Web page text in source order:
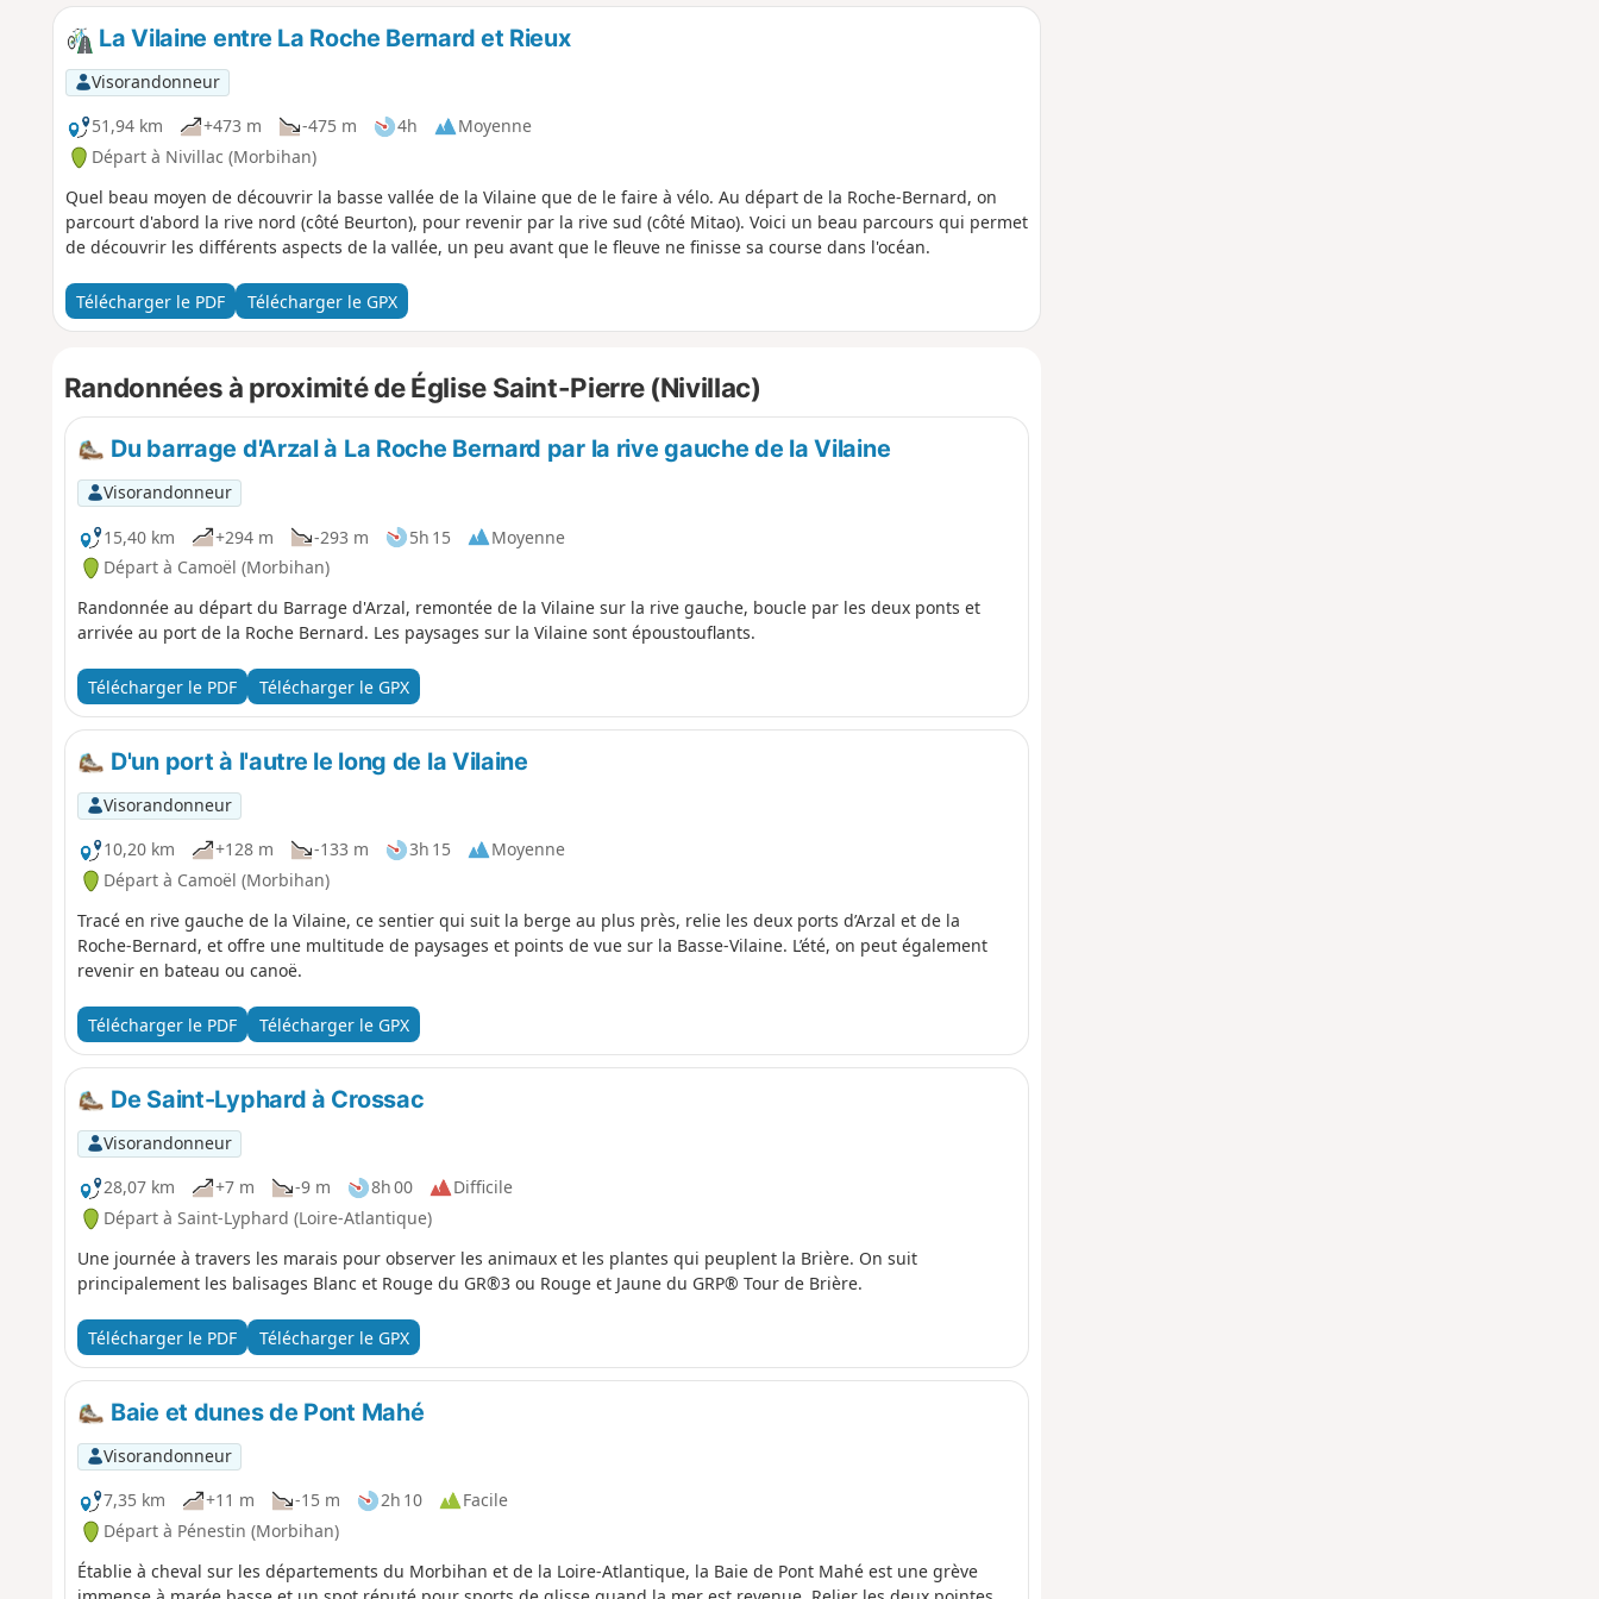
La Vilaine entre La Roche Bernard et Rieux
Visorandonneur
51,94 km
+473 m -475 m 4h
Moyenne
Départ à Nivillac (Morbihan)
Quel beau moyen de découvrir la basse vallée de la Vilaine que de le faire à vélo. Au départ de la Roche-Bernard, on
parcourt d'abord la rive nord (côté Beurton), pour revenir par la rive sud (côté Mitao). Voici un beau parcours qui permet
de découvrir les différents aspects de la vallée, un peu avant que le fleuve ne finisse sa course dans l'océan.
Télécharger le PDF Télécharger le GPX
Randonnées à proximité de Église Saint-Pierre (Nivillac)
Du barrage d'Arzal à La Roche Bernard par la rive gauche de la Vilaine
Visorandonneur
15,40 km
+294 m -293 m 5h 15
Moyenne
Départ à Camoël (Morbihan)
Randonnée au départ du Barrage d'Arzal, remontée de la Vilaine sur la rive gauche, boucle par les deux ponts et
arrivée au port de la Roche Bernard. Les paysages sur la Vilaine sont époustouflants.
Télécharger le PDF Télécharger le GPX
D'un port à l'autre le long de la Vilaine
Visorandonneur
10,20 km
+128 m -133 m 3h 15
Moyenne
Départ à Camoël (Morbihan)
Tracé en rive gauche de la Vilaine, ce sentier qui suit la berge au plus près, relie les deux ports d’Arzal et de la
Roche-Bernard, et offre une multitude de paysages et points de vue sur la Basse-Vilaine. L’été, on peut également
revenir en bateau ou canoë.
Télécharger le PDF Télécharger le GPX
De Saint-Lyphard à Crossac
Visorandonneur
28,07 km
+7 m -9 m 8h 00
Difficile
Départ à Saint-Lyphard (Loire-Atlantique)
Une journée à travers les marais pour observer les animaux et les plantes qui peuplent la Brière. On suit
principalement les balisages Blanc et Rouge du GR®3 ou Rouge et Jaune du GRP® Tour de Brière.
Télécharger le PDF Télécharger le GPX
Baie et dunes de Pont Mahé
Visorandonneur
7,35 km
+11 m -15 m 2h 10
Facile
Départ à Pénestin (Morbihan)
Établie à cheval sur les départements du Morbihan et de la Loire-Atlantique, la Baie de Pont Mahé est une grève